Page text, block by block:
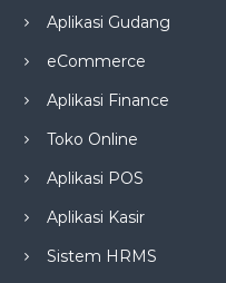
Aplikasi Gudang
eCommerce
Aplikasi Finance
Toko Online
Aplikasi POS
Aplikasi Kasir
Sistem HRMS